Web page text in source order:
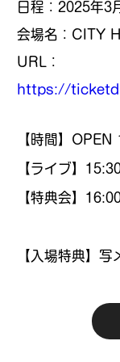
日程：2025年3
会場名：CITY
URL：
https://
【時間】
【ライブ】
【特典会】
【入場特典】写